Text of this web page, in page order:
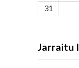
31
Jarraitu